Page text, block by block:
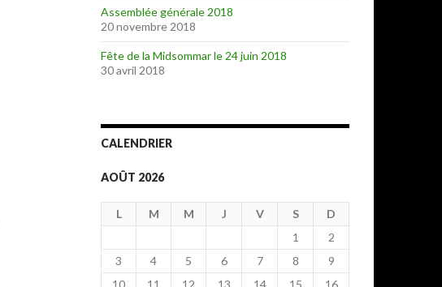
Assemblée générale 2018
20 novembre 2018
Fête de la Midsommar le 24 juin 2018
30 avril 2018
CALENDRIER
AOÛT 2026
L M M J V S
D
1
2
3
4 5 6 7 8
9
10
11 12 13 14 15
16